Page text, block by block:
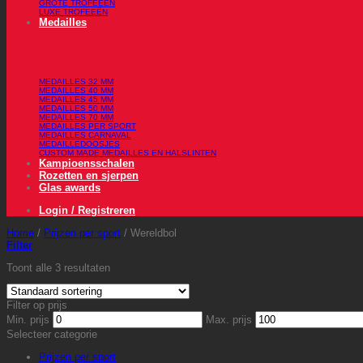
GROTE TROFEEËN
LUXE TROFEEËN
Medailles
MEDAILLES 32 MM
MEDAILLES 40 MM
MEDAILLES 45 MM
MEDAILLES 50 MM
MEDAILLES 70 MM
MEDAILLES PER SPORT
MEDAILLES CARNAVAL
MEDAILLEDOOSJES
CUSTOM MADE MEDAILLES EN HALSLINTEN
Kampioensschalen
Rozetten en sjerpen
Glas awards
Login / Registreren
Home / Prijzen per sport / Wereldbol
Filter
Toont alle 3 resultaten
Filter op prijs
Min. prijs
Max. prijs
Selecteer categorie
Prijzen per sport